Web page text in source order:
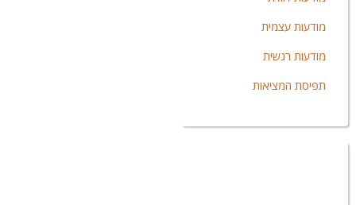
מודעות עצמית
מודעות רגשית
תפיסת המציאות